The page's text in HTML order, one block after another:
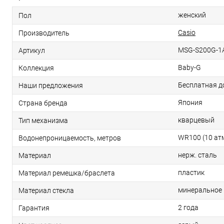
Пол женский
Производитель Casio
Артикул MSG-S200G-
Коллекция Baby-G
Наши предложения Бесплатная
Страна бренда Япония
Тип механизма кварцевый
Водонепроницаемость, метров WR100 (10
Материал нерж. сталь
Материал ремешка/браслета пластик
Материал стекла минеральное
Гарантия 2 года